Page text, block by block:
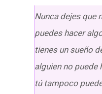
Nunca dejes que
puedes hacer
tienes un sueño
alguien no puede
tú tampoco